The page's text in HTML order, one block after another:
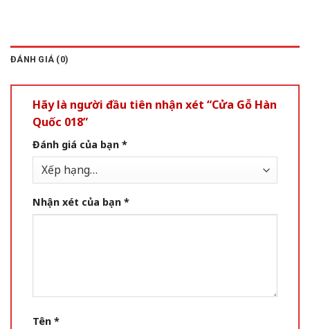
ĐÁNH GIÁ (0)
Hãy là người đầu tiên nhận xét “Cửa Gỗ Hàn
Quốc 018”
Đánh giá của bạn *
Nhận xét của bạn *
Tên *